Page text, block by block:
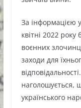
За інформацією
квітні 2022
воєнних
заходи для
наголошується,
українського